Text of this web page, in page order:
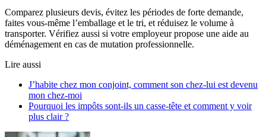
Comparez plusieurs devis, évitez les périodes de forte demande,
faites vous-même l’emballage et le tri, et réduisez le volume à
transporter. Vérifiez aussi si votre employeur propose une aide au
déménagement en cas de mutation professionnelle.
Lire aussi
J’habite chez mon conjoint, comment son chez-lui est devenu
mon chez-moi
Pourquoi les impôts sont-ils un casse-tête et comment y voir
plus clair ?